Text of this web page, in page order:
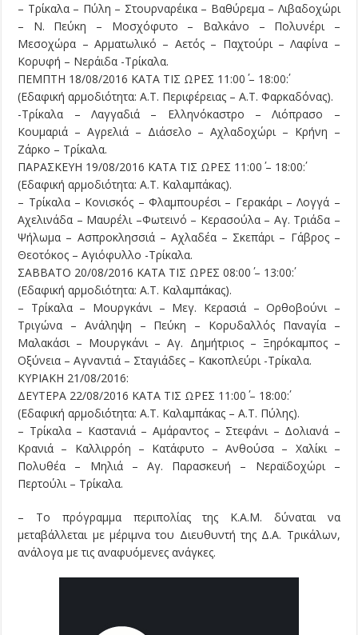
– Τρίκαλα – Πύλη – Στουρναρέικα – Βαθύρεμα – Λιβαδοχώρι
– Ν. Πεύκη – Μοσχόφυτο – Βαλκάνο – Πολυνέρι –
Μεσοχώρα – Αρματωλικό – Αετός – Παχτούρι – Λαφίνα –
Κορυφή – Νεράιδα -Τρίκαλα.
ΠΕΜΠΤΗ 18/08/2016 ΚΑΤΑ ΤΙΣ ΩΡΕΣ 11:00΄ – 18:00΄:
(Εδαφική αρμοδιότητα: Α.Τ. Περιφέρειας – Α.Τ. Φαρκαδόνας).
-Τρίκαλα – Λαγγαδιά – Ελληνόκαστρο – Λιόπρασο –
Κουμαριά – Αγρελιά – Διάσελο – Αχλαδοχώρι – Κρήνη –
Ζάρκο – Τρίκαλα.
ΠΑΡΑΣΚΕΥΗ 19/08/2016 ΚΑΤΑ ΤΙΣ ΩΡΕΣ 11:00΄ – 18:00΄:
(Εδαφική αρμοδιότητα: Α.Τ. Καλαμπάκας).
– Τρίκαλα – Κονισκός – Φλαμπουρέσι – Γερακάρι – Λογγά –
Αχελινάδα – Μαυρέλι –Φωτεινό – Κερασούλα – Αγ. Τριάδα –
Ψήλωμα – Ασπροκλησσιά – Αχλαδέα – Σκεπάρι – Γάβρος –
Θεοτόκος – Αγιόφυλλο -Τρίκαλα.
ΣΑΒΒΑΤΟ 20/08/2016 ΚΑΤΑ ΤΙΣ ΩΡΕΣ 08:00΄ – 13:00΄:
(Εδαφική αρμοδιότητα: Α.Τ. Καλαμπάκας).
– Τρίκαλα – Μουργκάνι – Μεγ. Κερασιά – Ορθοβούνι –
Τριγώνα – Ανάληψη – Πεύκη – Κορυδαλλός Παναγία –
Μαλακάσι – Μουργκάνι – Αγ. Δημήτριος – Ξηρόκαμπος –
Οξύνεια – Αγναντιά – Σταγιάδες – Κακοπλεύρι -Τρίκαλα.
ΚΥΡΙΑΚΗ 21/08/2016:
ΔΕΥΤΕΡΑ 22/08/2016 ΚΑΤΑ ΤΙΣ ΩΡΕΣ 11:00΄ – 18:00΄:
(Εδαφική αρμοδιότητα: Α.Τ. Καλαμπάκας – Α.Τ. Πύλης).
– Τρίκαλα – Καστανιά – Αμάραντος – Στεφάνι – Δολιανά –
Κρανιά – Καλλιρρόη – Κατάφυτο – Ανθούσα – Χαλίκι –
Πολυθέα – Μηλιά – Αγ. Παρασκευή – Νεραϊδοχώρι –
Περτούλι – Τρίκαλα.
– Το πρόγραμμα περιπολίας της Κ.Α.Μ. δύναται να
μεταβάλλεται με μέριμνα του Διευθυντή της Δ.Α. Τρικάλων,
ανάλογα με τις αναφυόμενες ανάγκες.